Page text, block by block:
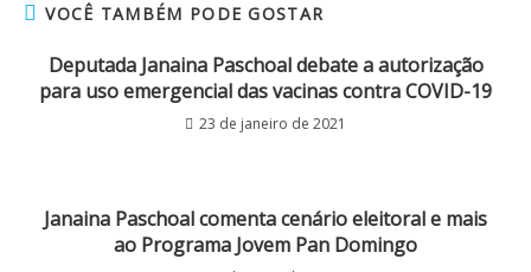
VOCÊ TAMBÉM PODE GOSTAR
Deputada Janaina Paschoal debate a autorização
para uso emergencial das vacinas contra COVID-19
23 de janeiro de 2021
Janaina Paschoal comenta cenário eleitoral e mais
ao Programa Jovem Pan Domingo